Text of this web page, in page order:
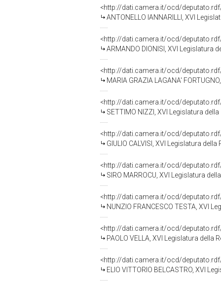
<http://dati.camera.it/ocd/
ANTONELLO IANNARILLI, XVI
<http://dati.camera.it/ocd/
ARMANDO DIONISI, XVI Legislatura
<http://dati.camera.it/ocd/
MARIA GRAZIA LAGANA'
<http://dati.camera.it/ocd/
SETTIMO NIZZI, XVI Legislatura
<http://dati.camera.it/ocd/
GIULIO CALVISI, XVI Legislatura della
<http://dati.camera.it/ocd/
SIRO MARROCU, XVI Legislatura
<http://dati.camera.it/ocd/
NUNZIO FRANCESCO TESTA, XVI
<http://dati.camera.it/ocd/
PAOLO VELLA, XVI Legislatura della
<http://dati.camera.it/ocd/
ELIO VITTORIO BELCASTRO, XVI